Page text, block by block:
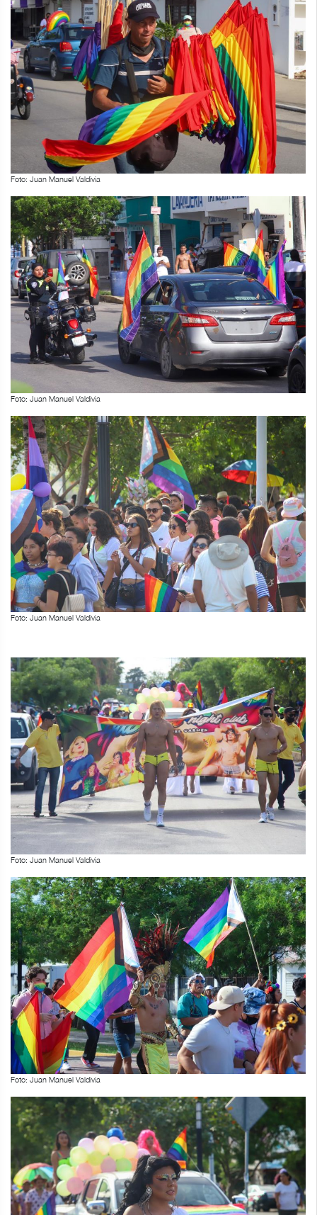
Foto: Juan Manuel Valdivia
Foto: Juan Manuel Valdivia
Foto: Juan Manuel Valdivia
Foto: Juan Manuel Valdivia
Foto: Juan Manuel Valdivia